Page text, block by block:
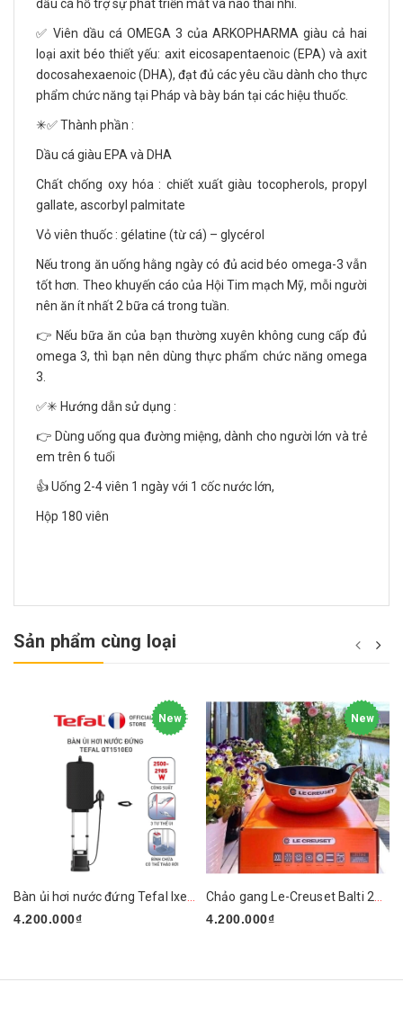
dầu cá hỗ trợ sự phát triển mắt và não thai nhi.
✅ Viên dầu cá OMEGA 3 của ARKOPHARMA giàu cả hai
loại axit béo thiết yếu: axit eicosapentaenoic (EPA) và axit
docosahexaenoic (DHA), đạt đủ các yêu cầu dành cho thực
phẩm chức năng tại Pháp và bày bán tại các hiệu thuốc.
✳✅ Thành phần :
Dầu cá giàu EPA và DHA
Chất chống oxy hóa : chiết xuất giàu tocopherols, propyl
gallate, ascorbyl palmitate
Vỏ viên thuốc : gélatine (từ cá) – glycérol
Nếu trong ăn uống hằng ngày có đủ acid béo omega-3 vẫn
tốt hơn. Theo khuyến cáo của Hội Tim mạch Mỹ, mỗi người
nên ăn ít nhất 2 bữa cá trong tuần.
👉 Nếu bữa ăn của bạn thường xuyên không cung cấp đủ
omega 3, thì bạn nên dùng thực phẩm chức năng omega
3.
✅✳ Hướng dẫn sử dụng :
👉 Dùng uống qua đường miệng, dành cho người lớn và trẻ
em trên 6 tuổi
👍 Uống 2-4 viên 1 ngày với 1 cốc nước lớn,
Hộp 180 viên
Sản phẩm cùng loại
New
4.200.000₫
New
4.200.000₫